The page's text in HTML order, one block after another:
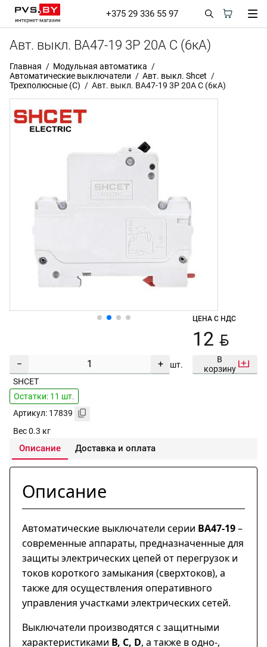
+375 29 336 55 97
Авт. выкл. BA47-19 3P 20А С (6кА)
Главная
Модульная автоматика
Автоматические выключатели
Авт. выкл. Shcet
Трехполюсные (С)
Авт. выкл. BA47-19 3P 20А С (6кА)
− + шт.
ЦЕНА С НДС
12 BYN
В
корзину
SHCET
Остатки: 11 шт.
Артикул: 17839
Вес 0.3 кг
Описание Доставка и оплата
Описание
Автоматические выключатели серии ВА47-19–
современные аппараты, предназначенные для
защиты электрических цепей от перегрузок и
токов короткого замыкания (сверхтоков), а
также для осуществления оперативного
управления участками электрических сетей.
Выключатели производятся с защитными
характеристиками В, С, D, а также в одно-,